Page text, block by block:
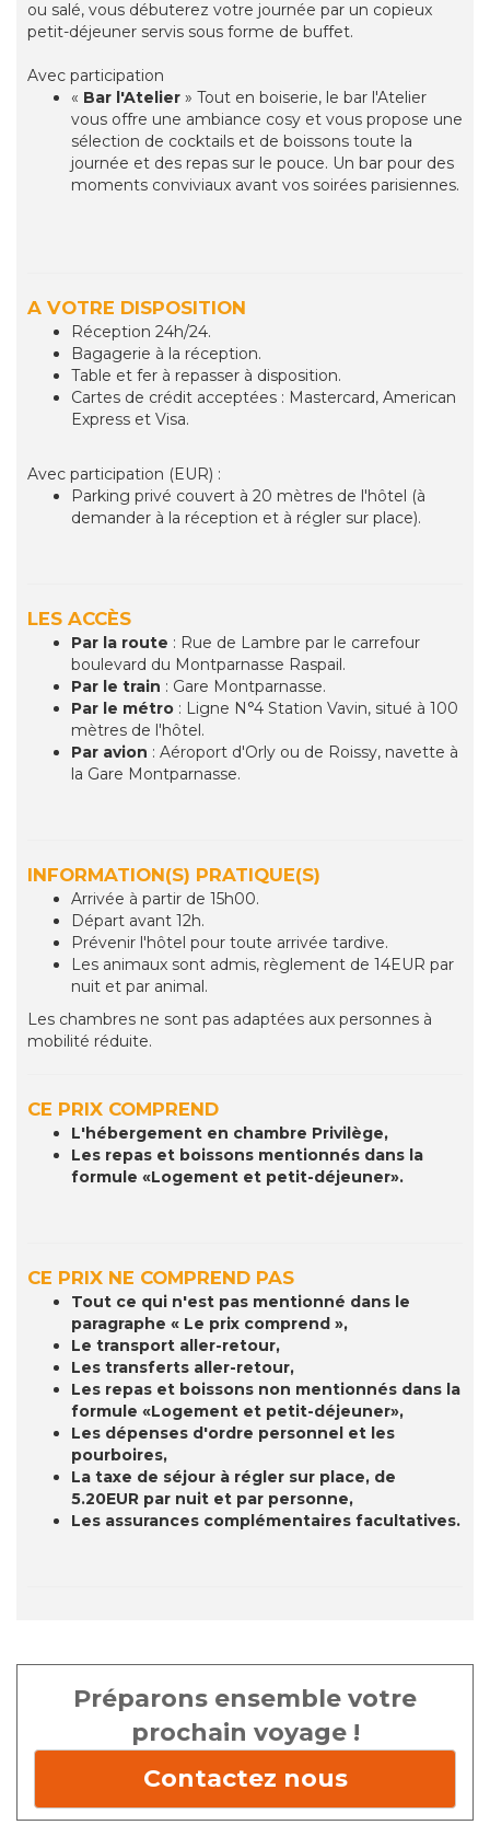
ou salé, vous débuterez votre journée par un copieux
petit-déjeuner servis sous forme de buffet.
Avec participation
« Bar l'Atelier » Tout en boiserie, le bar l'Atelier
vous offre une ambiance cosy et vous propose une
sélection de cocktails et de boissons toute la
journée et des repas sur le pouce. Un bar pour des
moments conviviaux avant vos soirées parisiennes.
A VOTRE DISPOSITION
Réception 24h/24.
Bagagerie à la réception.
Table et fer à repasser à disposition.
Cartes de crédit acceptées : Mastercard, American
Express et Visa.
Avec participation (EUR) :
Parking privé couvert à 20 mètres de l'hôtel (à
demander à la réception et à régler sur place).
LES ACCÈS
Par la route : Rue de Lambre par le carrefour
boulevard du Montparnasse Raspail.
Par le train : Gare Montparnasse.
Par le métro : Ligne N°4 Station Vavin, situé à 100
mètres de l'hôtel.
Par avion : Aéroport d'Orly ou de Roissy, navette à
la Gare Montparnasse.
INFORMATION(S) PRATIQUE(S)
Arrivée à partir de 15h00.
Départ avant 12h.
Prévenir l'hôtel pour toute arrivée tardive.
Les animaux sont admis, règlement de 14EUR par
nuit et par animal.
Les chambres ne sont pas adaptées aux personnes à
mobilité réduite.
CE PRIX COMPREND
L'hébergement en chambre Privilège,
Les repas et boissons mentionnés dans la
formule «Logement et petit-déjeuner».
CE PRIX NE COMPREND PAS
Tout ce qui n'est pas mentionné dans le
paragraphe « Le prix comprend »,
Le transport aller-retour,
Les transferts aller-retour,
Les repas et boissons non mentionnés dans la
formule «Logement et petit-déjeuner»,
Les dépenses d'ordre personnel et les
pourboires,
La taxe de séjour à régler sur place, de
5.20EUR par nuit et par personne,
Les assurances complémentaires facultatives.
Préparons ensemble votre
prochain voyage !
Contactez nous